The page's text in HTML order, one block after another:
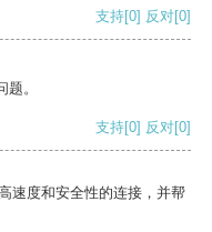
支持[0] 反对[0]
。
支持[0] 反对[0]
速度和安全性的连接，并帮